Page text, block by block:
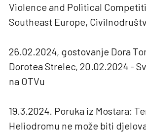
Violence and Political
Southeast Europe,
26.02.2024, gostovanje Dora
Dorotea Strelec, 20.02.2024 -
na OTVu
19.3.2024. Poruka iz Mostara:
Heliodromu ne može biti